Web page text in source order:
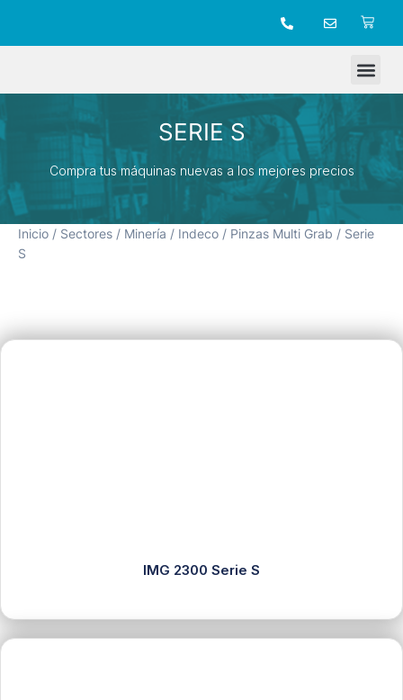
SERIE S
Compra tus máquinas nuevas a los mejores precios
Inicio / Sectores / Minería / Indeco / Pinzas Multi Grab / Serie
S
IMG 2300 Serie S